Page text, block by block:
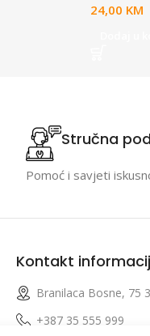
24,00 KM
Stručna
Pomoć i savjeti
Kontakt
Branilaca Bosne, 75
+387 35 555 999